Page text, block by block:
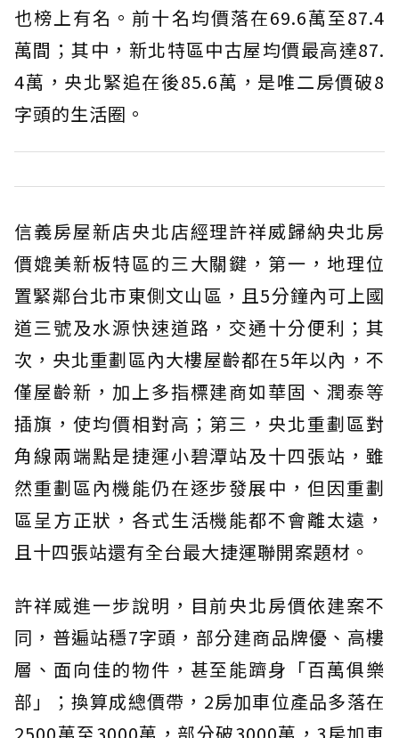
也榜上有名。前十名均價落在69.6萬至87.4
萬間；其中，新北特區中古屋均價最高達87.
4萬，央北緊追在後85.6萬，是唯二房價破8
字頭的生活圈。
信義房屋新店央北店經理許祥威歸納央北房
價媲美新板特區的三大關鍵，第一，地理位
置緊鄰台北市東側文山區，且5分鐘內可上國
道三號及水源快速道路，交通十分便利；其
次，央北重劃區內大樓屋齡都在5年以內，不
僅屋齡新，加上多指標建商如華固、潤泰等
插旗，使均價相對高；第三，央北重劃區對
角線兩端點是捷運小碧潭站及十四張站，雖
然重劃區內機能仍在逐步發展中，但因重劃
區呈方正狀，各式生活機能都不會離太遠，
且十四張站還有全台最大捷運聯開案題材。
許祥威進一步說明，目前央北房價依建案不
同，普遍站穩7字頭，部分建商品牌優、高樓
層、面向佳的物件，甚至能躋身「百萬俱樂
部」；換算成總價帶，2房加車位產品多落在